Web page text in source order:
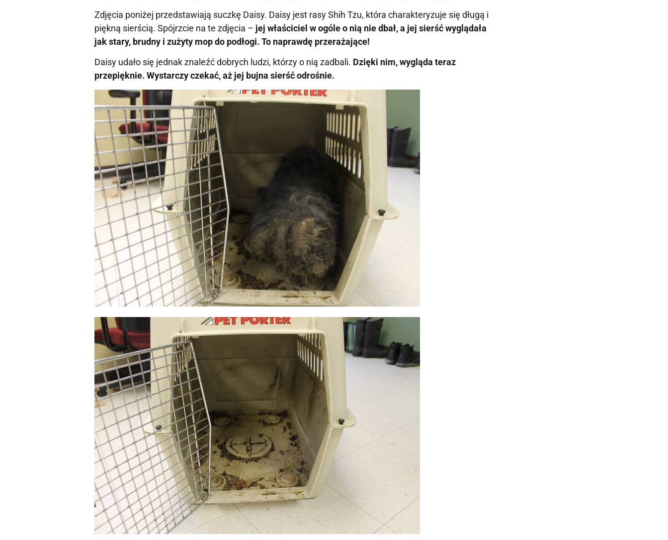
Zdjęcia poniżej przedstawiają suczkę Daisy. Daisy jest rasy Shih Tzu, która charakteryzuje się długą i
piękną sierścią. Spójrzcie na te zdjęcia – jej właściciel w ogóle o nią nie dbał, a jej sierść wyglądała
jak stary, brudny i zużyty mop do podłogi. To naprawdę przerażające!
Daisy udało się jednak znaleźć dobrych ludzi, którzy o nią zadbali. Dzięki nim, wygląda teraz
przepięknie. Wystarczy czekać, aż jej bujna sierść odrośnie.